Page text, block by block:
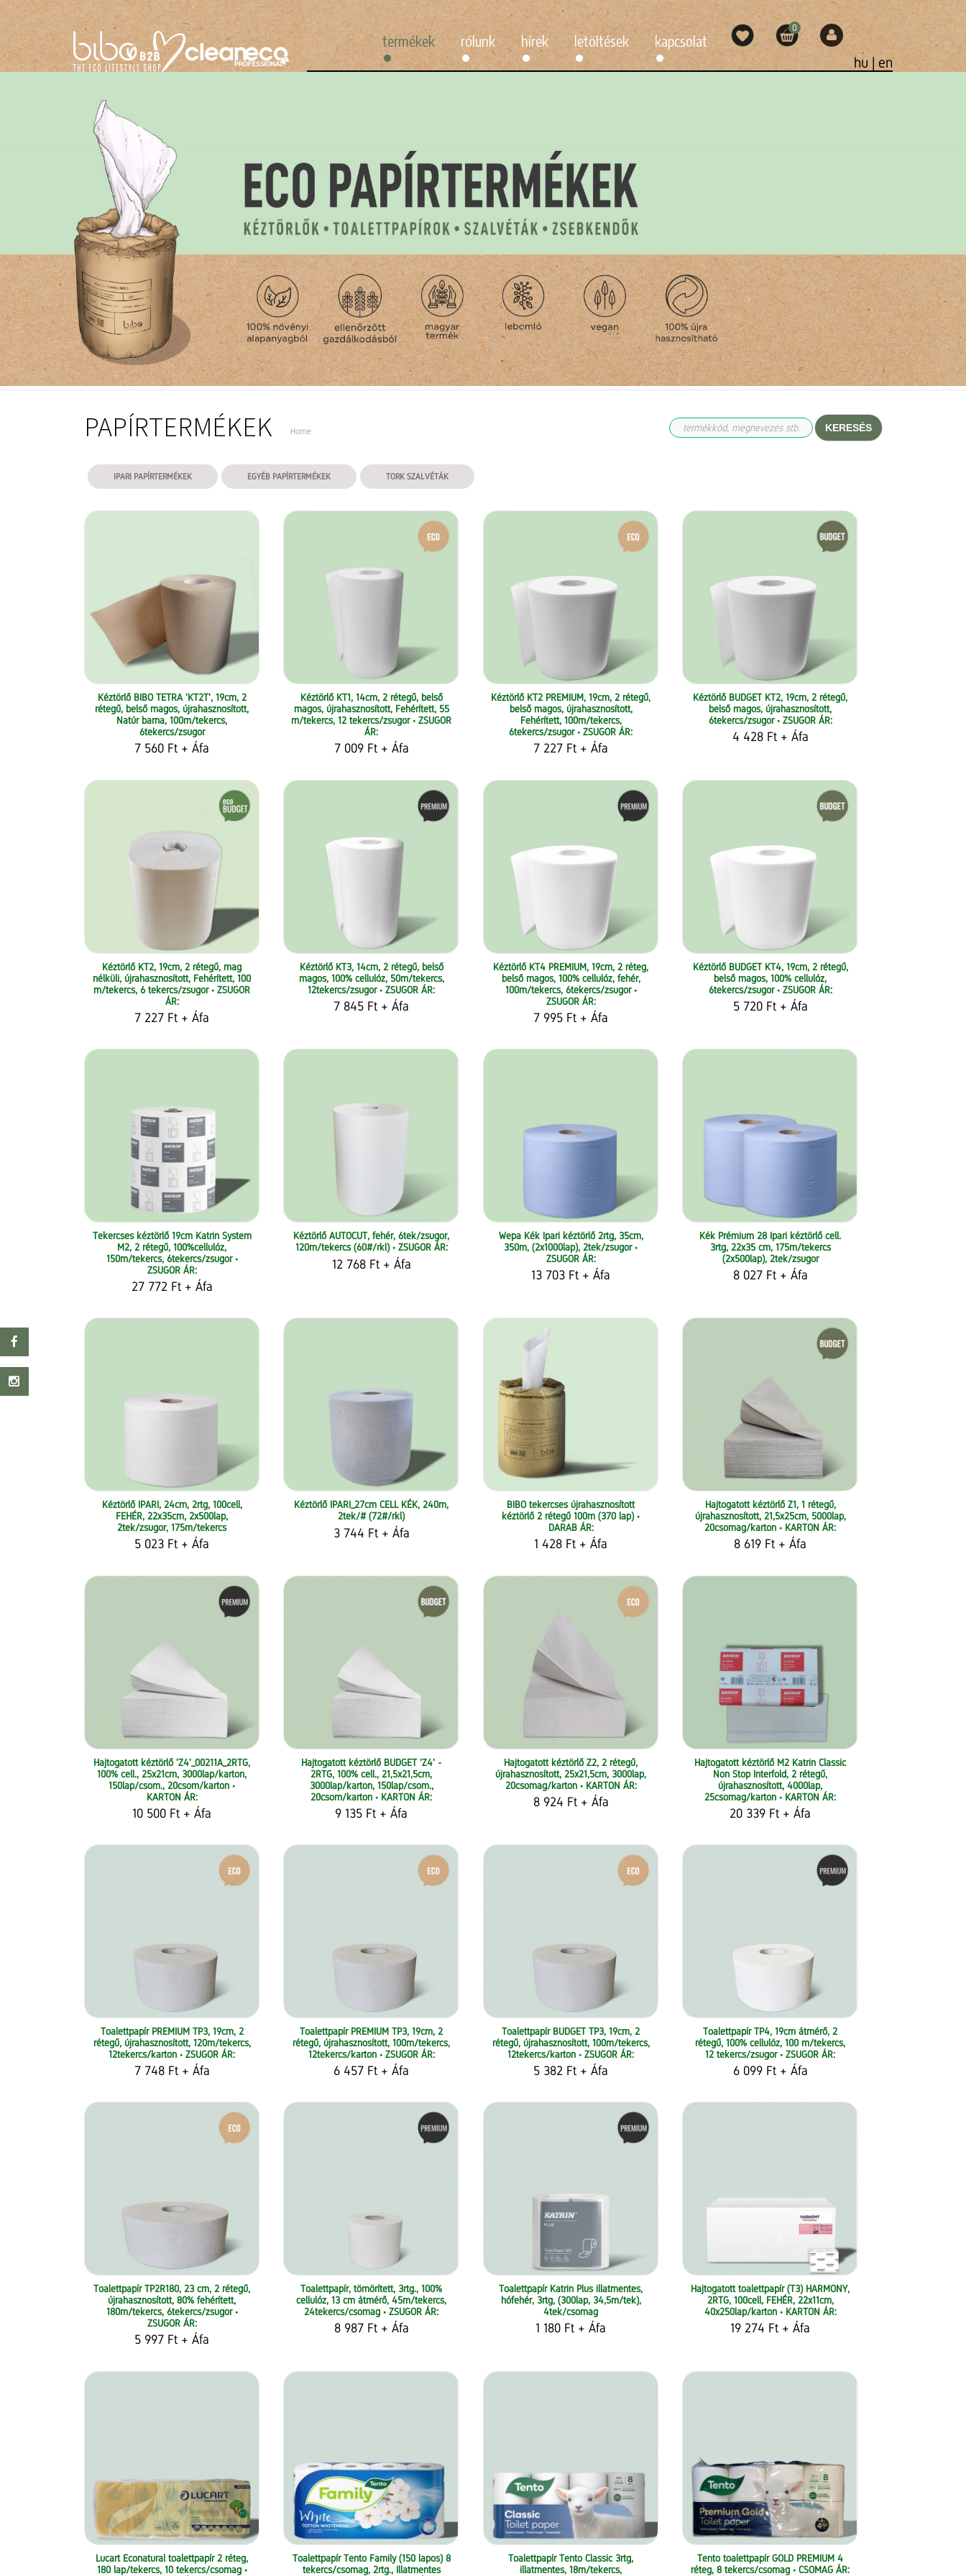
termékek rólunk hírek letöltések kapcsolat
0
hu | en
PAPÍRTERMÉKEK Home KERESÉS
IPARI PAPÍRTERMÉKEK EGYÉB PAPÍRTERMÉKEK TORK SZALVÉTÁK
Kéztörlő BIBO TETRA 'KT2T', 19cm, 2
rétegű, belső magos, újrahasznosított,
Natúr barna, 100m/tekercs,
6tekercs/zsugor
7 560 Ft + Áfa
Kéztörlő KT1, 14cm, 2 rétegű, belső
magos, újrahasznosított, Fehérített, 55
m/tekercs, 12 tekercs/zsugor • ZSUGOR
ÁR:
7 009 Ft + Áfa
Kéztörlő KT2 PREMIUM, 19cm, 2 rétegű,
belső magos, újrahasznosított,
Fehérített, 100m/tekercs,
6tekercs/zsugor • ZSUGOR ÁR:
7 227 Ft + Áfa
Kéztörlő BUDGET KT2, 19cm, 2 rétegű,
belső magos, újrahasznosított,
6tekercs/zsugor • ZSUGOR ÁR:
4 428 Ft + Áfa
Kéztörlő KT2, 19cm, 2 rétegű, mag
nélküli, újrahasznosított, Fehérített, 100
m/tekercs, 6 tekercs/zsugor • ZSUGOR
ÁR:
7 227 Ft + Áfa
Kéztörlő KT3, 14cm, 2 rétegű, belső
magos, 100% cellulóz, 50m/tekercs,
12tekercs/zsugor • ZSUGOR ÁR:
7 845 Ft + Áfa
Kéztörlő KT4 PREMIUM, 19cm, 2 réteg,
belső magos, 100% cellulóz, fehér,
100m/tekercs, 6tekercs/zsugor •
ZSUGOR ÁR:
7 995 Ft + Áfa
Kéztörlő BUDGET KT4, 19cm, 2 rétegű,
belső magos, 100% cellulóz,
6tekercs/zsugor • ZSUGOR ÁR:
5 720 Ft + Áfa
Tekercses kéztörlő 19cm Katrin System
M2, 2 rétegű, 100%cellulóz,
150m/tekercs, 6tekercs/zsugor •
ZSUGOR ÁR:
27 772 Ft + Áfa
Kéztörlő AUTOCUT, fehér, 6tek/zsugor,
120m/tekercs (60#/rkl) • ZSUGOR ÁR:
12 768 Ft + Áfa
Wepa Kék Ipari kéztörlő 2rtg, 35cm,
350m, (2x1000lap), 2tek/zsugor •
ZSUGOR ÁR:
13 703 Ft + Áfa
Kék Prémium 28 Ipari kéztörlő cell.
3rtg, 22x35 cm, 175m/tekercs
(2x500lap), 2tek/zsugor
8 027 Ft + Áfa
Kéztörlő IPARI, 24cm, 2rtg, 100cell,
FEHÉR, 22x35cm, 2x500lap,
2tek/zsugor, 175m/tekercs
5 023 Ft + Áfa
Kéztörlő IPARI_27cm CELL KÉK, 240m,
2tek/# (72#/rkl)
3 744 Ft + Áfa
BIBO tekercses újrahasznosított
kéztörlő 2 rétegű 100m (370 lap) •
DARAB ÁR:
1 428 Ft + Áfa
Hajtogatott kéztörlő Z1, 1 rétegű,
újrahasznosított, 21,5x25cm, 5000lap,
20csomag/karton • KARTON ÁR:
8 619 Ft + Áfa
Hajtogatott kéztörlő 'Z4'_00211A_2RTG,
100% cell., 25x21cm, 3000lap/karton,
150lap/csom., 20csom/karton •
KARTON ÁR:
10 500 Ft + Áfa
Hajtogatott kéztörlő BUDGET 'Z4' -
2RTG, 100% cell., 21,5x21,5cm,
3000lap/karton, 150lap/csom.,
20csom/karton • KARTON ÁR:
9 135 Ft + Áfa
Hajtogatott kéztörlő Z2, 2 rétegű,
újrahasznosított, 25x21,5cm, 3000lap,
20csomag/karton • KARTON ÁR:
8 924 Ft + Áfa
Hajtogatott kéztörlő M2 Katrin Classic
Non Stop Interfold, 2 rétegű,
újrahasznosított, 4000lap,
25csomag/karton • KARTON ÁR:
20 339 Ft + Áfa
Toalettpapír PREMIUM TP3, 19cm, 2
rétegű, újrahasznosított, 120m/tekercs,
12tekercs/karton • ZSUGOR ÁR:
7 748 Ft + Áfa
Toalettpapír PREMIUM TP3, 19cm, 2
rétegű, újrahasznosított, 100m/tekercs,
12tekercs/karton • ZSUGOR ÁR:
6 457 Ft + Áfa
Toalettpapír BUDGET TP3, 19cm, 2
rétegű, újrahasznosított, 100m/tekercs,
12tekercs/karton • ZSUGOR ÁR:
5 382 Ft + Áfa
Toalettpapír TP4, 19cm átmérő, 2
rétegű, 100% cellulóz, 100 m/tekercs,
12 tekercs/zsugor • ZSUGOR ÁR:
6 099 Ft + Áfa
Toalettpapír TP2R180, 23 cm, 2 rétegű,
újrahasznosított, 80% fehérített,
180m/tekercs, 6tekercs/zsugor •
ZSUGOR ÁR:
5 997 Ft + Áfa
Toalettpapír, tömörített, 3rtg., 100%
cellulóz, 13 cm átmérő, 45m/tekercs,
24tekercs/csomag • ZSUGOR ÁR:
8 987 Ft + Áfa
Toalettpapír Katrin Plus illatmentes,
hófehér, 3rtg, (300lap, 34,5m/tek),
4tek/csomag
1 180 Ft + Áfa
Hajtogatott toalettpapír (T3) HARMONY,
2RTG, 100cell, FEHÉR, 22x11cm,
40x250lap/karton • KARTON ÁR:
19 274 Ft + Áfa
Lucart Econatural toalettpapír 2 réteg,
180 lap/tekercs, 10 tekercs/csomag •
Toalettpapír Tento Family (150 lapos) 8
tekercs/csomag, 2rtg., Illatmentes
Toalettpapír Tento Classic 3rtg,
illatmentes, 18m/tekercs,
Tento toalettpapír GOLD PREMIUM 4
réteg, 8 tekercs/csomag • CSOMAG ÁR: